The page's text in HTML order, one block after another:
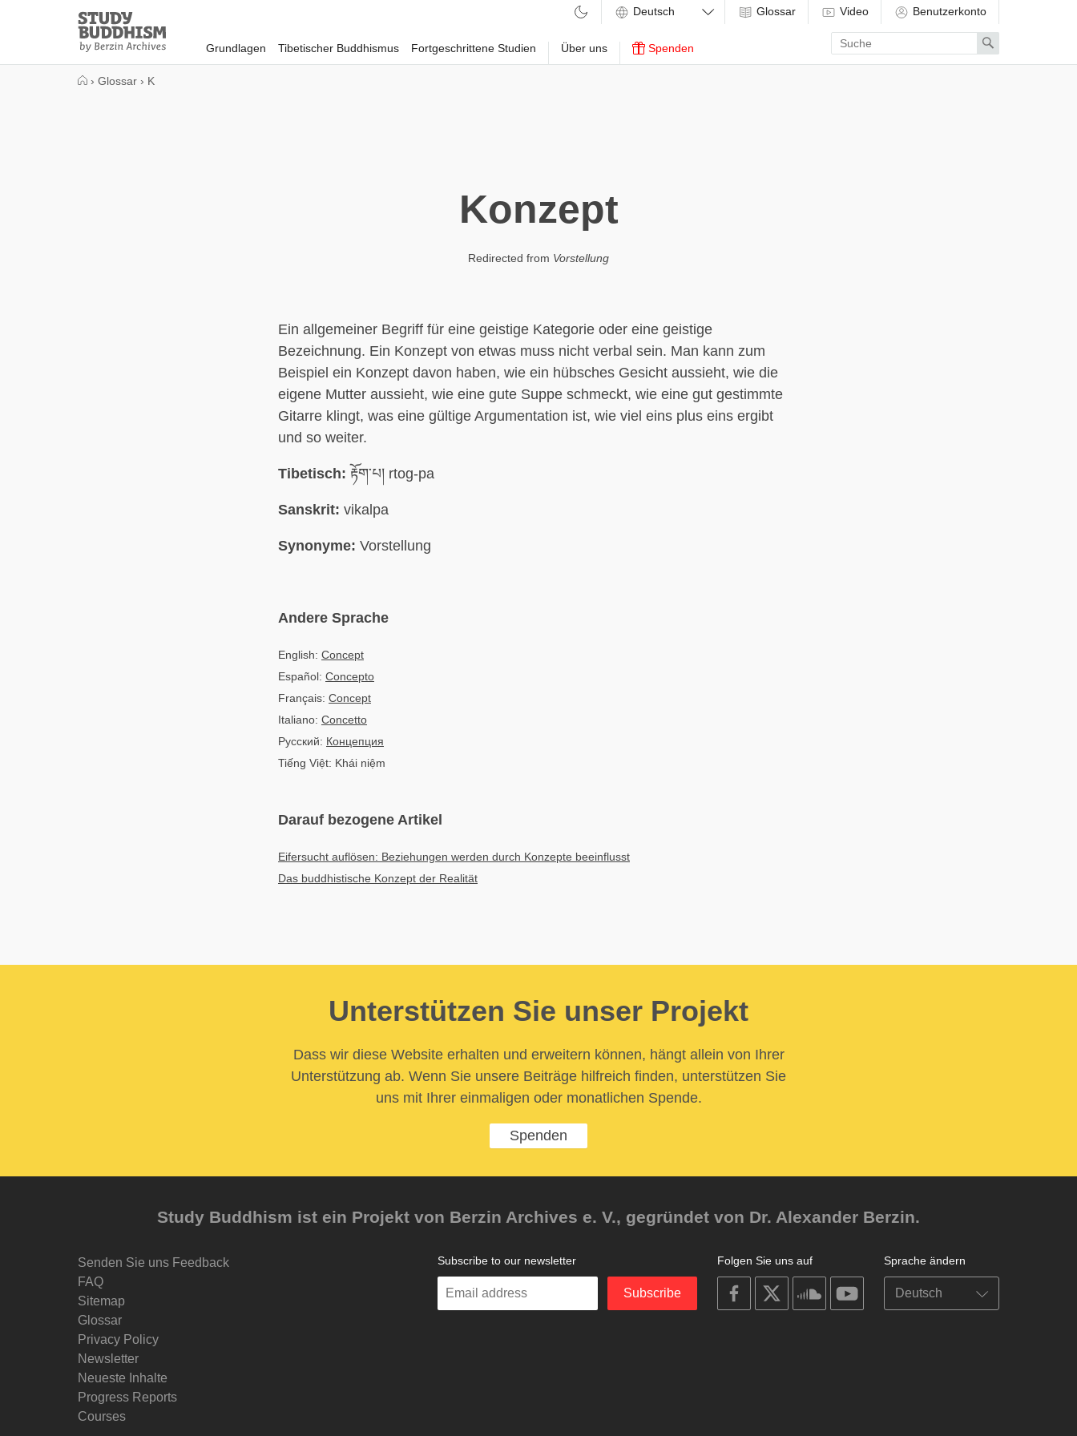
Study
Buddhism
Home
Grundlagen Tibetischer Buddhismus Fortgeschrittene Studien Über uns Spenden
Glossar Video Benutzerkonto
Enter
search
term
Search
› Glossar › K
Konzept
Redirected from Vorstellung
Ein allgemeiner Begriff für eine geistige Kategorie oder eine geistige
Bezeichnung. Ein Konzept von etwas muss nicht verbal sein. Man kann zum
Beispiel ein Konzept davon haben, wie ein hübsches Gesicht aussieht, wie die
eigene Mutter aussieht, wie eine gute Suppe schmeckt, wie eine gut gestimmte
Gitarre klingt, was eine gültige Argumentation ist, wie viel eins plus eins ergibt
und so weiter.
Tibetisch: རྟོག་པ། rtog-pa
Sanskrit: vikalpa
Synonyme: Vorstellung
Andere Sprache
English: Concept
Español: Concepto
Français: Concept
Italiano: Concetto
Русский: Концепция
Tiếng Việt: Khái niệm
Darauf bezogene Artikel
Eifersucht auflösen: Beziehungen werden durch Konzepte beeinflusst
Das buddhistische Konzept der Realität
Unterstützen Sie unser Projekt
Dass wir diese Website erhalten und erweitern können, hängt allein von Ihrer
Unterstützung ab. Wenn Sie unsere Beiträge hilfreich finden, unterstützen Sie
uns mit Ihrer einmaligen oder monatlichen Spende.
Spenden
Study Buddhism ist ein Projekt von Berzin Archives e. V., gegründet von Dr. Alexander Berzin.
Senden Sie uns Feedback
FAQ
Sitemap
Glossar
Privacy Policy
Newsletter
Neueste Inhalte
Progress Reports
Courses
Sprache ändern
Folgen Sie uns auf
on
facebook
on
on
soundcloudyoutube
Subscribe to our newsletter
Enter
Subscribe